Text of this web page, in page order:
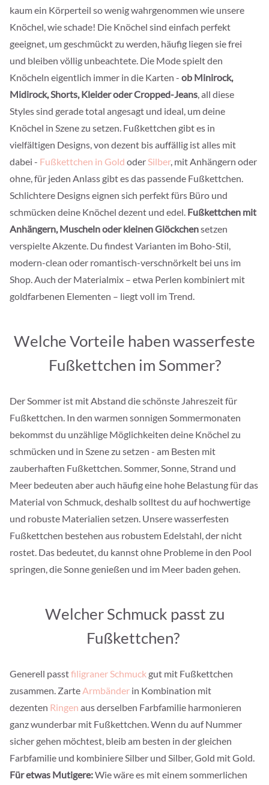
kaum ein Körperteil so wenig wahrgenommen wie unsere
Knöchel, wie schade! Die Knöchel sind einfach perfekt
geeignet, um geschmückt zu werden, häufig liegen sie frei
und bleiben völlig unbeachtete. Die Mode spielt den
Knöcheln eigentlich immer in die Karten - ob Minirock,
Midirock, Shorts, Kleider oder Cropped-Jeans, all diese
Styles sind gerade total angesagt und ideal, um deine
Knöchel in Szene zu setzen. Fußkettchen gibt es in
vielfältigen Designs, von dezent bis auffällig ist alles mit
dabei - Fußkettchen in Gold oderSilber, mit Anhängern oder
ohne, für jeden Anlass gibt es das passende Fußkettchen.
Schlichtere Designs eignen sich perfekt fürs Büro und
schmücken deine Knöchel dezent und edel. Fußkettchen mit
Anhängern, Muscheln oder kleinen Glöckchensetzen
verspielte Akzente. Du findest Varianten im Boho-Stil,
modern-clean oder romantisch-verschnörkelt bei uns im
Shop. Auch der Materialmix – etwa Perlen kombiniert mit
goldfarbenen Elementen – liegt voll im Trend.
Welche Vorteile haben wasserfeste
Fußkettchen im Sommer?
Der Sommer ist mit Abstand die schönste Jahreszeit für
Fußkettchen. In den warmen sonnigen Sommermonaten
bekommst du unzählige Möglichkeiten deine Knöchel zu
schmücken und in Szene zu setzen - am Besten mit
zauberhaften Fußkettchen. Sommer, Sonne, Strand und
Meer bedeuten aber auch häufig eine hohe Belastung für das
Material von Schmuck, deshalb solltest du auf hochwertige
und robuste Materialien setzen. Unsere wasserfesten
Fußkettchen bestehen aus robustem Edelstahl, der nicht
rostet. Das bedeutet, du kannst ohne Probleme in den Pool
springen, die Sonne genießen und im Meer baden gehen.
Welcher Schmuck passt zu
Fußkettchen?
Generell passtfiligraner Schmuck gut mit Fußkettchen
zusammen. ZarteArmbänder in Kombination mit
dezenten Ringen aus derselben Farbfamilie harmonieren
ganz wunderbar mit Fußkettchen. Wenn du auf Nummer
sicher gehen möchtest, bleib am besten in der gleichen
Farbfamilie und kombiniere Silber und Silber, Gold mit Gold.
Für etwas Mutigere:Wie wäre es mit einem sommerlichen